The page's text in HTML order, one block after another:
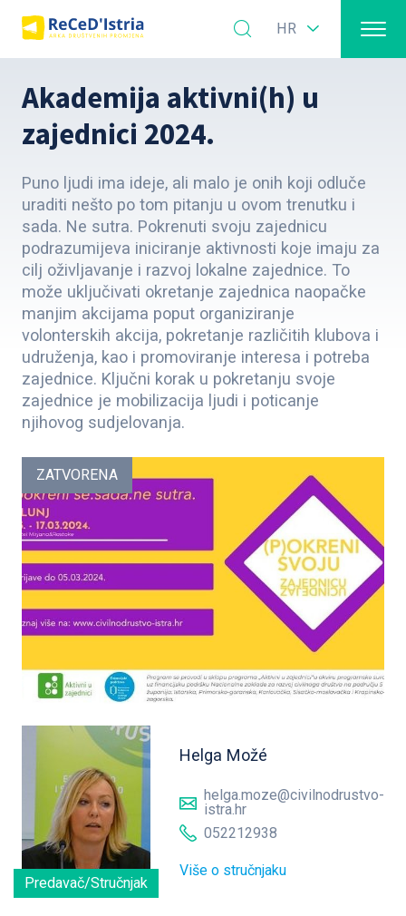
HR
Akademija aktivni(h) u
zajednici 2024.
Puno ljudi ima ideje, ali malo je onih koji odluče
uraditi nešto po tom pitanju u ovom trenutku i
sada. Ne sutra. Pokrenuti svoju zajednicu
podrazumijeva iniciranje aktivnosti koje imaju za
cilj oživljavanje i razvoj lokalne zajednice. To
može uključivati okretanje zajednica naopačke
manjim akcijama poput organiziranje
volonterskih akcija, pokretanje različitih klubova i
udruženja, kao i promoviranje interesa i potreba
zajednice. Ključni korak u pokretanju svoje
zajednice je mobilizacija ljudi i poticanje
njihovog sudjelovanja.
ZATVORENA
Predavač/Stručnjak
Helga Možé
helga.moze@civilnodrustvo-
istra.hr
052212938
Više o stručnjaku